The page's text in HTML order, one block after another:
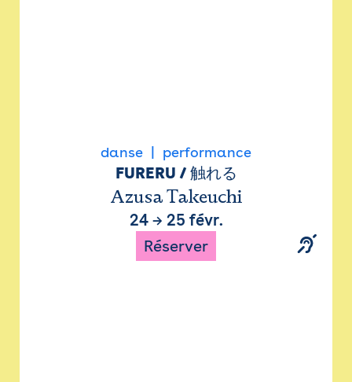
danse performance
FURERU / 触れる
Azusa Takeuchi
24→ 25 févr.
Réserver